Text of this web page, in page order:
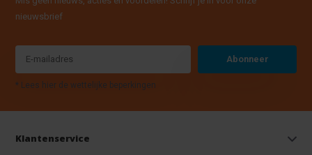
nieuwsbrief
Abonneer
* Lees hier de wettelijke beperkingen
Klantenservice